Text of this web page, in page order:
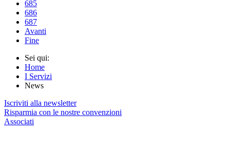
685
686
687
Avanti
Fine
Sei qui:
Home
I Servizi
News
Iscriviti alla newsletter
Risparmia con le nostre convenzioni
Associati